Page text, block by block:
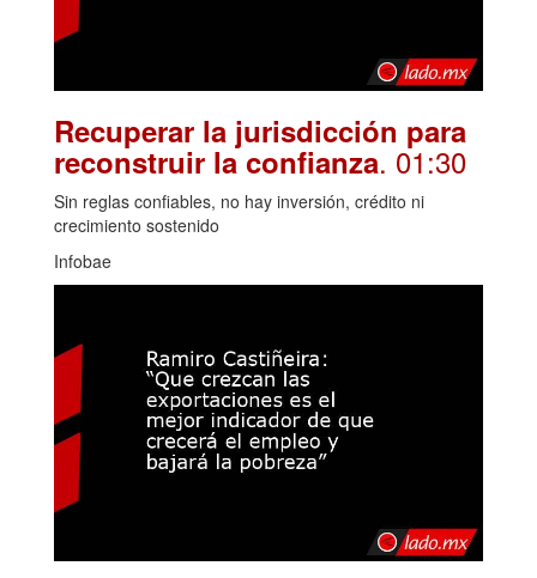
Recuperar la jurisdicción para
reconstruir la confianza. 01:30
Sin reglas confiables, no hay inversión, crédito ni
crecimiento sostenido
Infobae